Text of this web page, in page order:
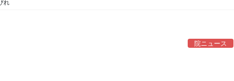
れ
院ニュース